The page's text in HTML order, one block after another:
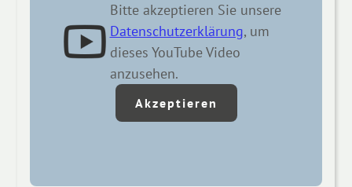
Bitte akzeptieren Sie unsere
Datenschutzerklärung, um
dieses YouTube Video
anzusehen.
Akzeptieren